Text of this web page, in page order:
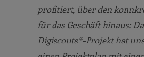
profitiert, über den
für das Geschäft hinaus:
Digiscouts®-Projekt hat